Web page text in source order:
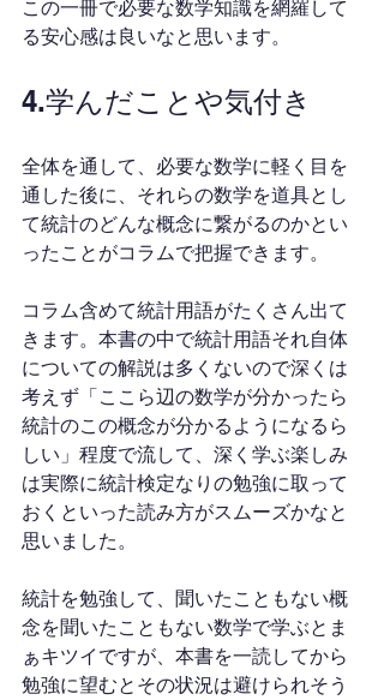
この一冊で必要な数学知識を網羅して
る安心感は良いなと思います。
4.学んだことや気付き
全体を通して、必要な数学に軽く目を
通した後に、それらの数学を道具とし
て統計のどんな概念に繋がるのかとい
ったことがコラムで把握できます。
コラム含めて統計用語がたくさん出て
きます。本書の中で統計用語それ自体
についての解説は多くないので深くは
考えず「ここら辺の数学が分かったら
統計のこの概念が分かるようになるら
しい」程度で流して、深く学ぶ楽しみ
は実際に統計検定なりの勉強に取って
おくといった読み方がスムーズかなと
思いました。
統計を勉強して、聞いたこともない概
念を聞いたこともない数学で学ぶとま
ぁキツイですが、本書を一読してから
勉強に望むとその状況は避けられそう